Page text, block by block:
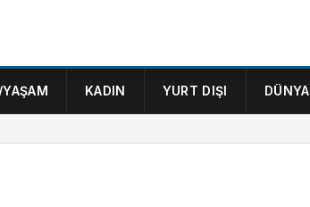
KADIN YURT DIŞI DÜNYA